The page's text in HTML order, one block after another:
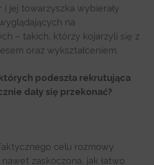
i jej towarzyszka wybierały
na
– takich, którzy kojarzyli się z
oraz wykształceniem.
podeszła rekrutująca
dały się przekonać?
celu rozmowy
zaskoczona, jak łatwo